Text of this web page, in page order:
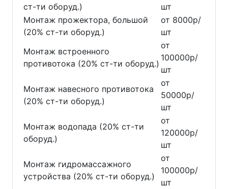
ст-ти оборуд.)
шт
Монтаж прожектора, большой
(20% ст-ти оборуд.)
от 8000р/
шт
Монтаж встроенного
противотока (20% ст-ти оборуд.)
от
100000р/
шт
Монтаж навесного противотока
(20% ст-ти оборуд.)
от
50000р/
шт
Монтаж водопада (20% ст-ти
оборуд.)
от
120000р/
шт
Монтаж гидромассажного
устройства (20% ст-ти оборуд.)
от
100000р/
шт